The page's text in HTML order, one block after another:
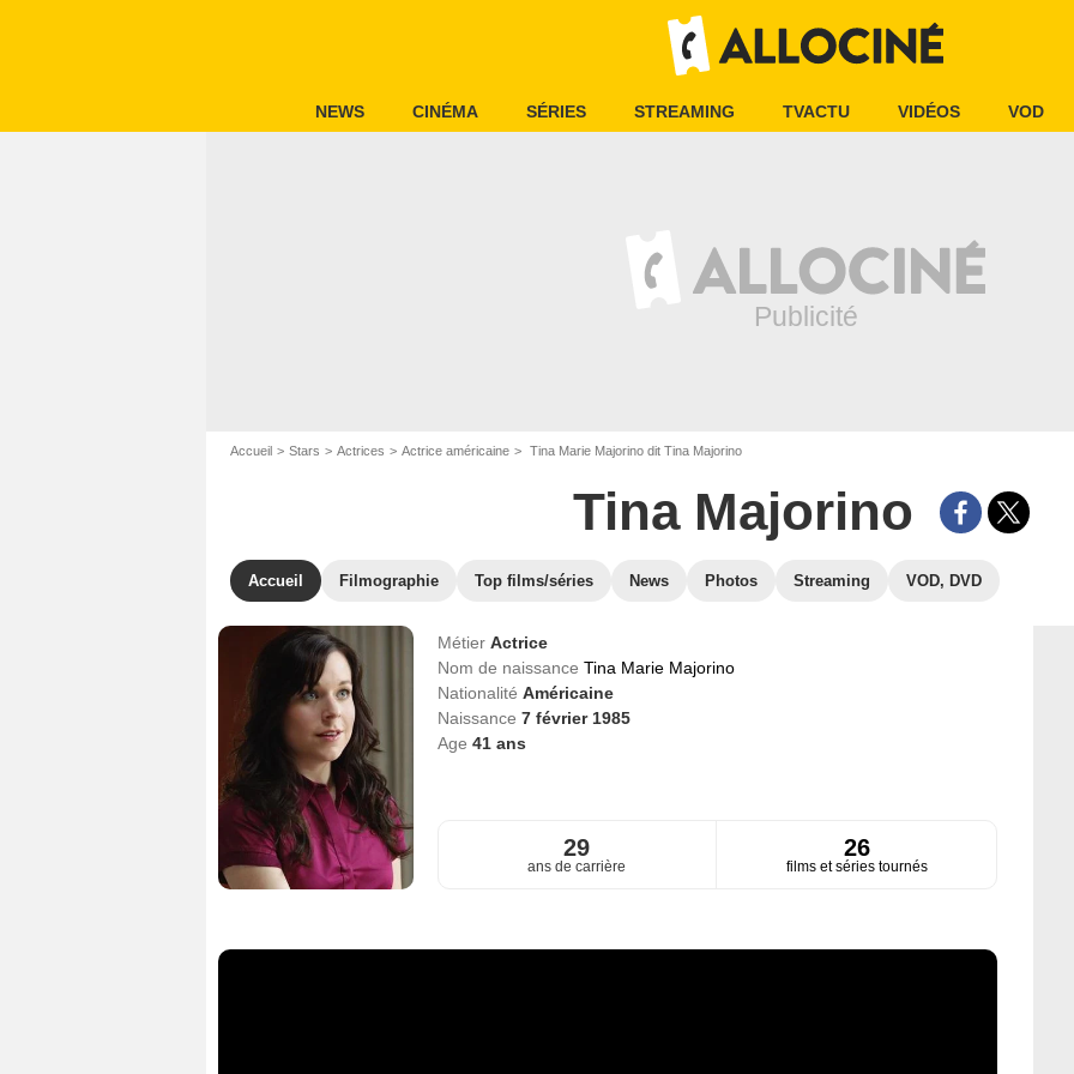
NEWS CINÉMA SÉRIES STREAMING TVACTU VIDÉOS VOD
Accueil Stars Actrices Actrice américaine Tina Marie Majorino dit Tina Majorino
Tina Majorino
Accueil Filmographie Top films/séries News Photos Streaming VOD, DVD
Métier Actrice
Nom de naissance Tina Marie Majorino
Nationalité Américaine
Naissance 7 février 1985
Age 41ans
29
ans de carrière
26
films et séries tournés